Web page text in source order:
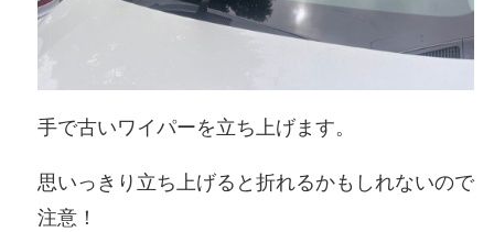
手で古いワイパーを立ち上げます。
思いっきり立ち上げると折れるかもしれないので
注意！